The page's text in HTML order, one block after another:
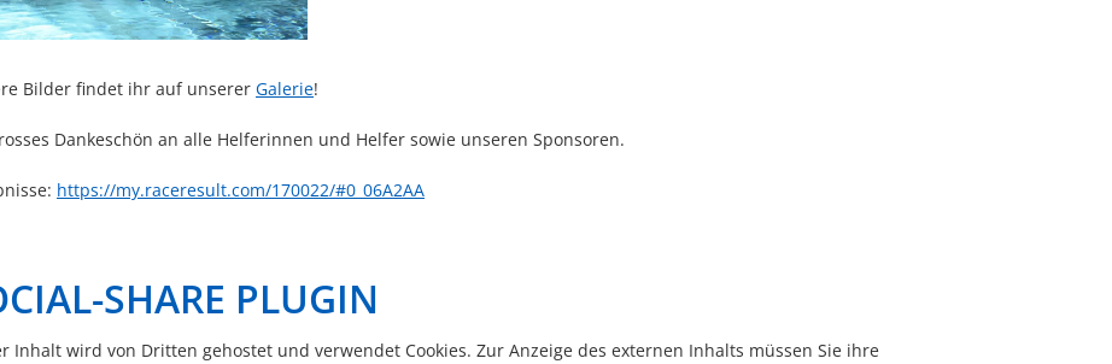
Bilder findet ihr auf unserer Galerie!
Dankeschön an alle Helferinnen und Helfer sowie unseren Sponsoren.
https://my.raceresult.com/170022/#0_06A2AA
SHARE PLUGIN
Inhalt wird von Dritten gehostet und verwendet Cookies. Zur Anzeige des externen Inhalts müssen Sie ihre